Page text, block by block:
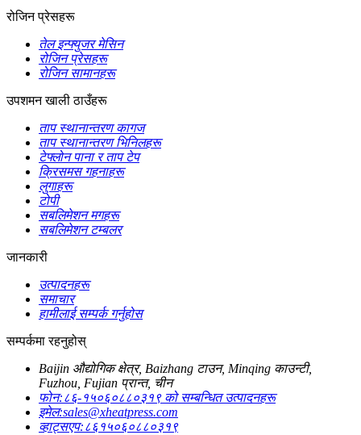
रोजिन प्रेसहरू
तेल इन्फ्युजर मेसिन
रोजिन प्रेसहरू
रोजिन सामानहरू
उपशमन खाली ठाउँहरू
ताप स्थानान्तरण कागज
ताप स्थानान्तरण भिनिलहरू
टेफ्लोन पाना र ताप टेप
क्रिसमस गहनाहरू
लुगाहरू
टोपी
सबलिमेशन मगहरू
सबलिमेशन टम्बलर
जानकारी
उत्पादनहरू
समाचार
हामीलाई सम्पर्क गर्नुहोस
सम्पर्कमा रहनुहोस्
Baijin औद्योगिक क्षेत्र, Baizhang टाउन, Minqing काउन्टी,
Fuzhou, Fujian प्रान्त, चीन
फोन:८६-१५०६०८८०३१९ को सम्बन्धित उत्पादनहरू
इमेल:sales@xheatpress.com
व्हाट्सएप:८६१५०६०८८०३१९